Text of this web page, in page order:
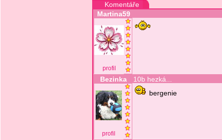
Komentáře
Martina59
profil
Bezinka 10b hezká...
profil
bergenie